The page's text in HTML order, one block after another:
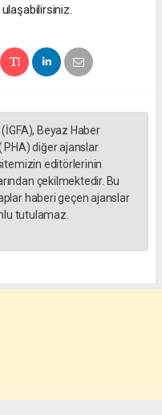
Beyaz Haber
PHA) diğer ajanslar
editörlerinin
çekilmektedir. Bu
haberi geçen ajanslar
tutulamaz.